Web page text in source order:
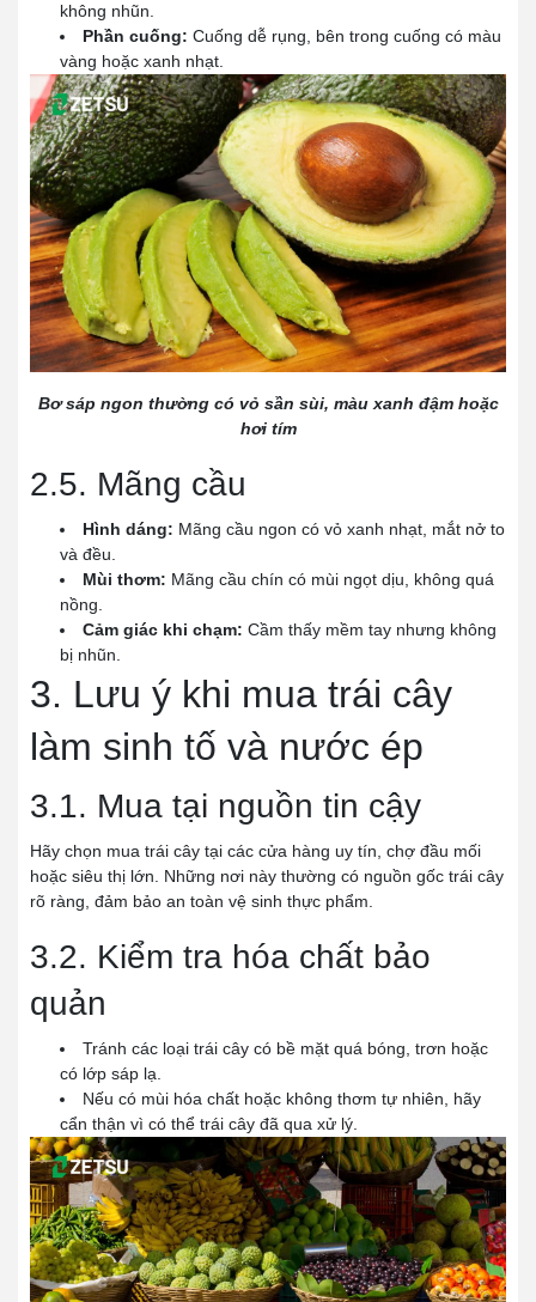
không nhũn.
Phần cuống: Cuống dễ rụng, bên trong cuống có màu
vàng hoặc xanh nhạt.
Bơ sáp ngon thường có vỏ sần sùi, màu xanh đậm hoặc
hơi tím
2.5. Mãng cầu
Hình dáng: Mãng cầu ngon có vỏ xanh nhạt, mắt nở to
và đều.
Mùi thơm: Mãng cầu chín có mùi ngọt dịu, không quá
nồng.
Cảm giác khi chạm: Cầm thấy mềm tay nhưng không
bị nhũn.
3. Lưu ý khi mua trái cây
làm sinh tố và nước ép
3.1. Mua tại nguồn tin cậy
Hãy chọn mua trái cây tại các cửa hàng uy tín, chợ đầu mối
hoặc siêu thị lớn. Những nơi này thường có nguồn gốc trái cây
rõ ràng, đảm bảo an toàn vệ sinh thực phẩm.
3.2. Kiểm tra hóa chất bảo
quản
Tránh các loại trái cây có bề mặt quá bóng, trơn hoặc
có lớp sáp lạ.
Nếu có mùi hóa chất hoặc không thơm tự nhiên, hãy
cẩn thận vì có thể trái cây đã qua xử lý.